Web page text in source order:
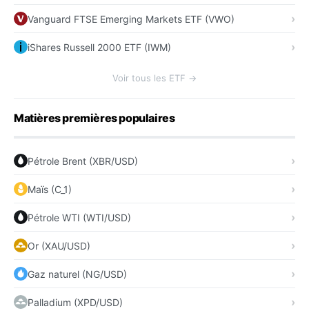
Vanguard FTSE Emerging Markets ETF (VWO)
iShares Russell 2000 ETF (IWM)
Voir tous les ETF →
Matières premières populaires
Pétrole Brent (XBR/USD)
Maïs (C_1)
Pétrole WTI (WTI/USD)
Or (XAU/USD)
Gaz naturel (NG/USD)
Palladium (XPD/USD)